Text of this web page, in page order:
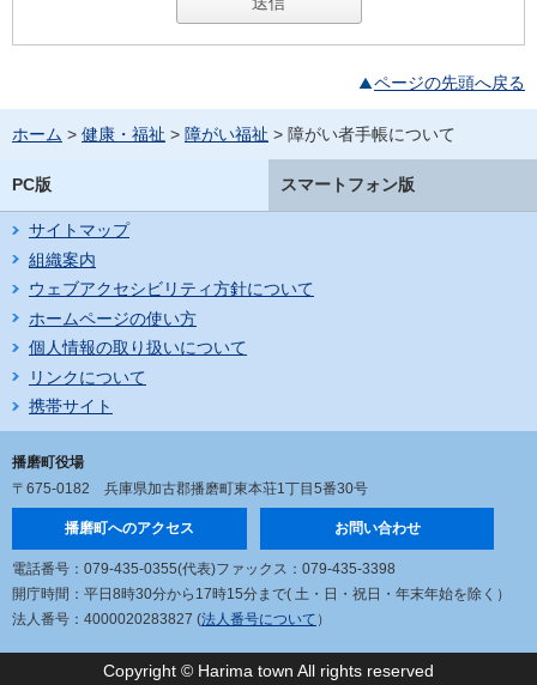
ページの先頭へ戻る
ホーム > 健康・福祉 > 障がい福祉 > 障がい者手帳について
PC版 スマートフォン版
サイトマップ
組織案内
ウェブアクセシビリティ方針について
ホームページの使い方
個人情報の取り扱いについて
リンクについて
携帯サイト
播磨町役場
〒675-0182 兵庫県加古郡播磨町東本荘1丁目5番30号
播磨町へのアクセス お問い合わせ
電話番号：079-435-0355(代表)ファックス：079-435-3398
開庁時間：平日8時30分から17時15分まで( 土・日・祝日・年末年始を除く）
法人番号：4000020283827 (法人番号について ）
Copyright © Harima town All rights reserved